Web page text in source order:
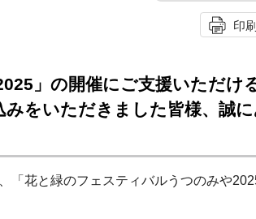
印刷
」の開催にご支援いただけ
みをいただきました皆様、誠
花と緑のフェスティバルうつのみや